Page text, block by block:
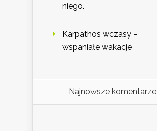
niego.
Karpathos wczasy –
wspaniałe wakacje
Najnowsze komentarze